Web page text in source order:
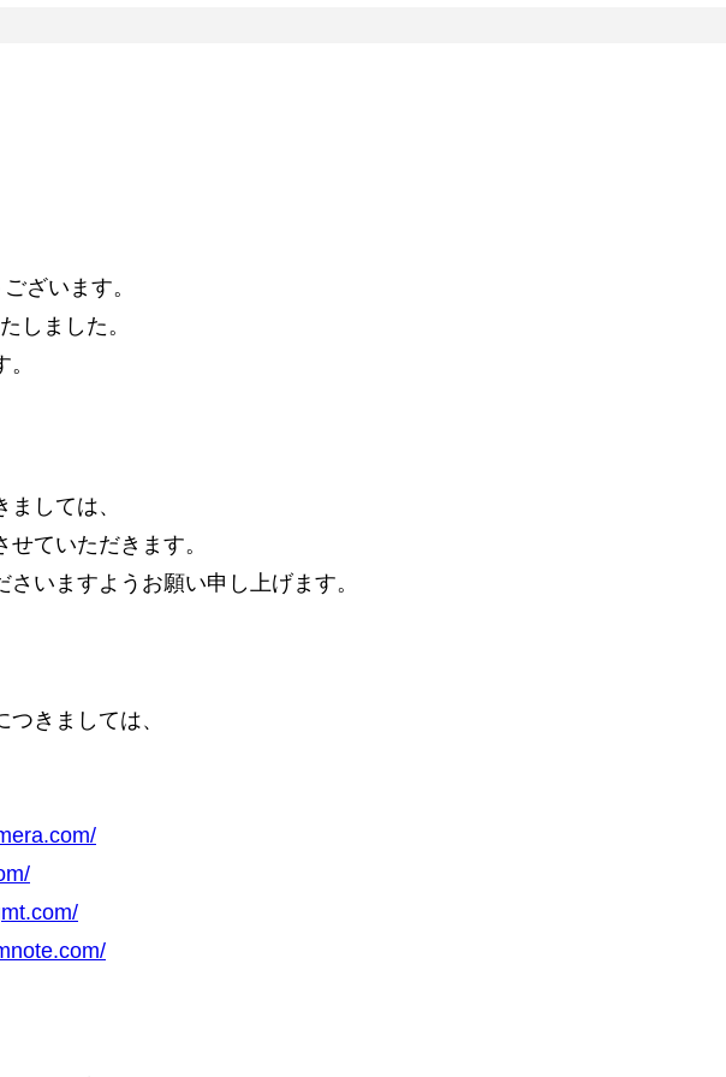
ざいます。
しました。
しては、
ていただきます。
いますようお願い申し上げます。
きましては、